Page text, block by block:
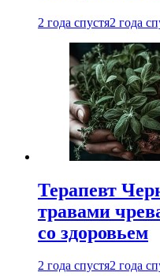
2 года спустя2 года
Терапевт
травами
со здоровьем
2 года спустя2 года